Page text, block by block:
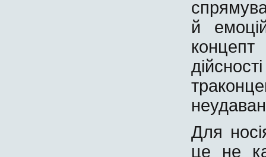
й
Для
це не